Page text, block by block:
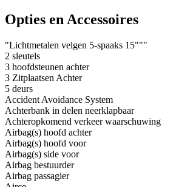
Opties en Accessoires
"Lichtmetalen velgen 5-spaaks 15"""
2 sleutels
3 hoofdsteunen achter
3 Zitplaatsen Achter
5 deurs
Accident Avoidance System
Achterbank in delen neerklapbaar
Achteropkomend verkeer waarschuwing
Airbag(s) hoofd achter
Airbag(s) hoofd voor
Airbag(s) side voor
Airbag bestuurder
Airbag passagier